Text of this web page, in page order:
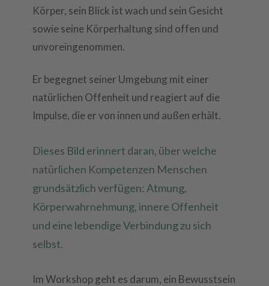
Körper, sein Blick ist wach und sein Gesicht
sowie seine Körperhaltung sind offen und
unvoreingenommen.
Er begegnet seiner Umgebung mit einer
natürlichen Offenheit und reagiert auf die
Impulse, die er von innen und außen erhält.
Dieses Bild erinnert daran, über welche
natürlichen Kompetenzen Menschen
grundsätzlich verfügen: Atmung,
Körperwahrnehmung, innere Offenheit
und eine lebendige Verbindung zu sich
selbst.
Im Workshop geht es darum, ein Bewusstsein